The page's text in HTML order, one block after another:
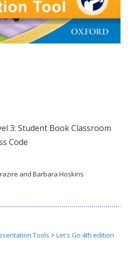
3: Student Book Classroom
Code
and Barbara Hoskins
Tools > Let's Go 4th edition